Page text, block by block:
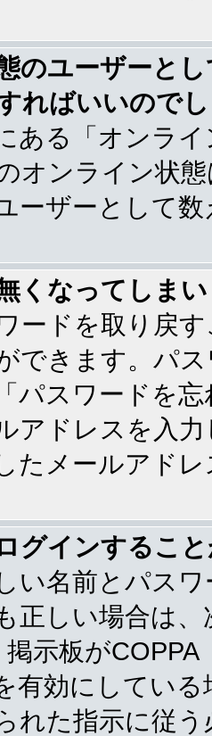
のユーザーと
ればいいので
ある「オンラ
オンライン状
ーザーとして
くなってしま
ードを取り戻
できます。パ
パスワードを
アドレスを入
たメールアド
グインするこ
い名前とパス
正しい場合は
示板が
有効にしてい
れた指示に従